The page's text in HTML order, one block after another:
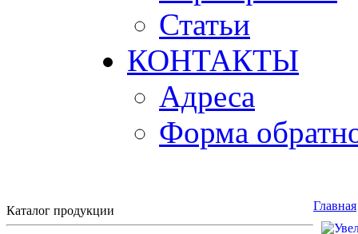
Статьи
КОНТАКТЫ
Адреса
Форма
Каталог продукции Главная